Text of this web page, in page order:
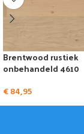
Brentwood rustiek
onbehandeld 4610
€84,95